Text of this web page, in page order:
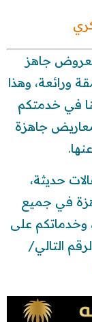
جاهز
ورائعة، وهذا
في خدمتكم
جاهزة
حديثة،
في جميع
وخدماتكم على
التالي/